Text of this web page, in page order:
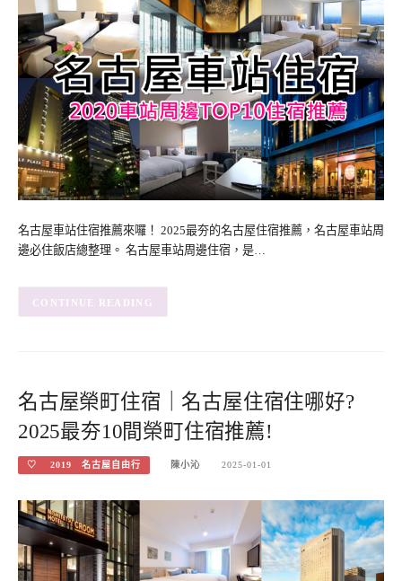
名古屋車站住宿推薦來囉！ 2025最夯的名古屋住宿推薦，名古屋車站周
邊必住飯店總整理。 名古屋車站周邊住宿，是…
CONTINUE READING
名古屋榮町住宿｜名古屋住宿住哪好?
2025最夯10間榮町住宿推薦!
♡ 2019 名古屋自由行 陳小沁 2025-01-01